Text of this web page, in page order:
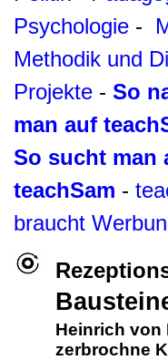
Psychologie -
Methodik und
Projekte - So
man auf
So sucht man
teachSam -
braucht
Heinrich von
zerbrochne